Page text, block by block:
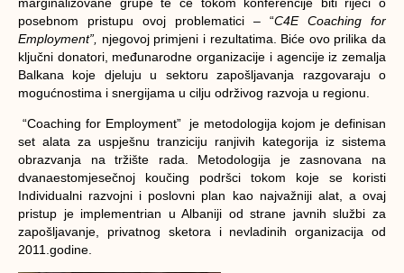
posebnom pristupu ovoj problematici – “C4E Coaching for
Employment”, njegovoj primjeni i rezultatima. Biće ovo prilika da
ključni donatori, međunarodne organizacije i agencije iz zemalja
Balkana koje djeluju u sektoru zapošljavanja razgovaraju o
mogućnostima i snergijama u cilju održivog razvoja u regionu.
“Coaching for Employment” je metodologija kojom je definisan
set alata za uspješnu tranziciju ranjivih kategorija iz sistema
obrazvanja na tržište rada. Metodologija je zasnovana na
dvanaestomjesečnoj koučing podršci tokom koje se koristi
Individualni razvojni i poslovni plan kao najvažniji alat, a ovaj
pristup je implementrian u Albaniji od strane javnih službi za
zapošljavanje, privatnog sketora i nevladinih organizacija od
2011.godine.